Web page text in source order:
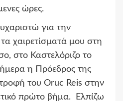
ώρες.
για την
χαιρετίσματά μου στη
στο Καστελόριζο το
η Πρόεδρος της
του Oruc Reis στην
πρώτο βήμα. Ελπίζω